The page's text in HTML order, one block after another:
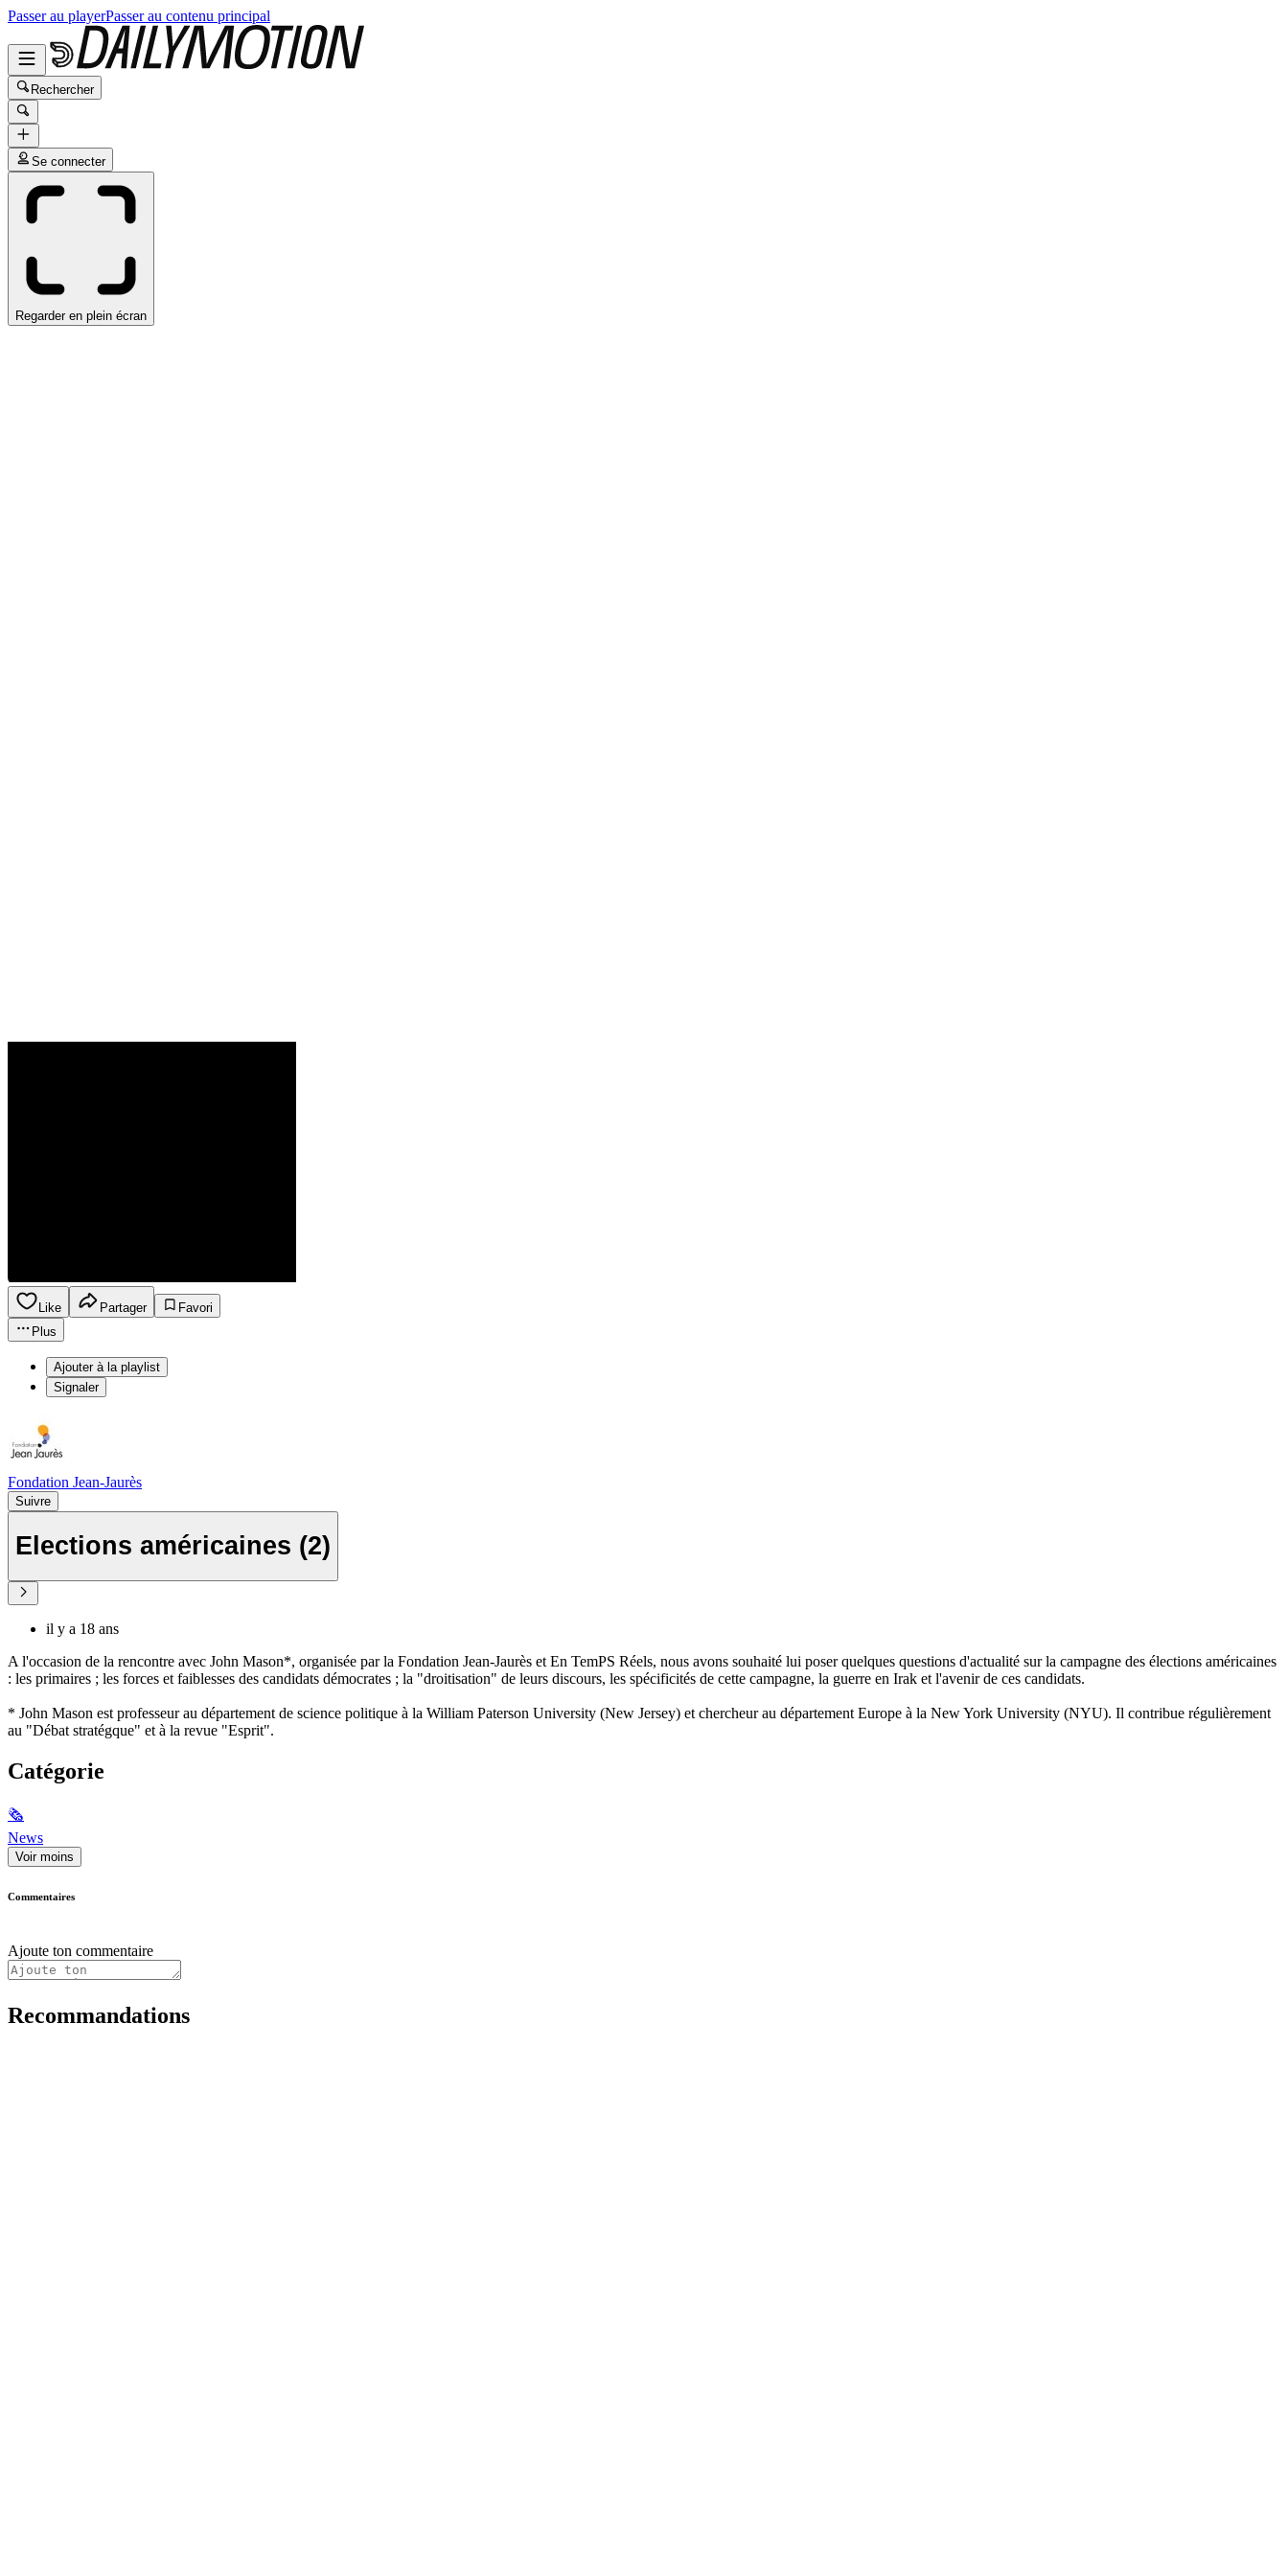
Passer au playerPasser au contenu principal
Rechercher
Se connecter
Regarder en plein écran
Like Partager
Favori
Plus
Ajouter à la playlist
Signaler
Fondation Jean-Jaurès
Suivre
Elections américaines (2)
il y a 18 ans
A l'occasion de la rencontre avec John Mason*, organisée par la Fondation Jean-Jaurès et En TemPS Réels, nous avons souhaité lui poser quelques questions d'actualité sur la campagne des élections américaines
: les primaires ; les forces et faiblesses des candidats démocrates ; la "droitisation" de leurs discours, les spécificités de cette campagne, la guerre en Irak et l'avenir de ces candidats.
* John Mason est professeur au département de science politique à la William Paterson University (New Jersey) et chercheur au département Europe à la New York University (NYU). Il contribue régulièrement
au "Débat stratégque" et à la revue "Esprit".
Catégorie
🗞
News
Voir moins
Commentaires
Ajoute ton commentaire
Recommandations